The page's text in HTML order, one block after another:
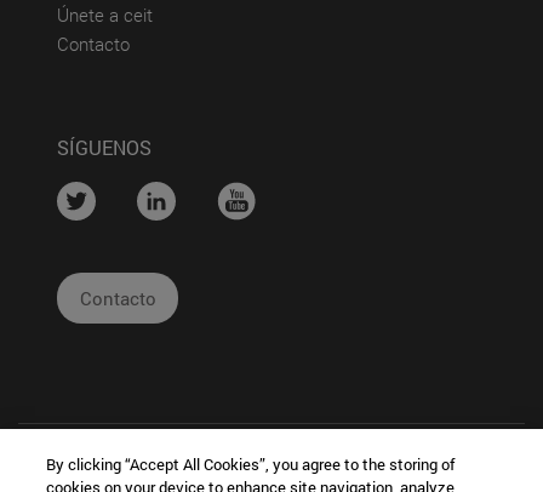
Únete a ceit(abre en nueva ventana)
Contacto(abre en nueva ventana)
SÍGUENOS
.... .... ....
Contacto
By clicking “Accept All Cookies”, you agree to the storing of
cookies on your device to enhance site navigation, analyze